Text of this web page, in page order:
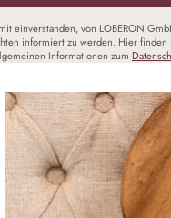
einverstanden, von LOBERON
informiert zu werden. Hier finden
Informationen zum